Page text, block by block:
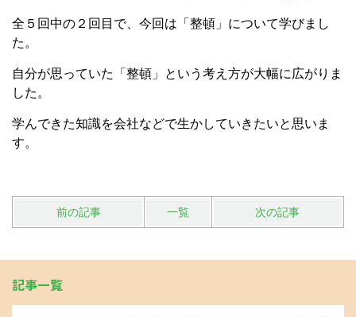
全５回中の２回目で、今回は「整頓」について学びまし
た。
自分が思っていた「整頓」という考え方が大幅に広がりま
した。
学んできた知識を会社などで生かしていきたいと思いま
す。
前の記事 一覧 次の記事
記事一覧